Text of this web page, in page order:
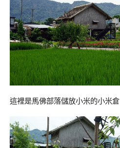
這裡是馬佛部落儲放小米的小米倉